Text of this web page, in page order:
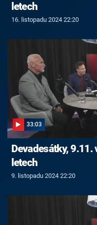
letech
16. listopadu 2024 22:20
33:03
Devadesátky, 9.11.
letech
9. listopadu 2024 22:20